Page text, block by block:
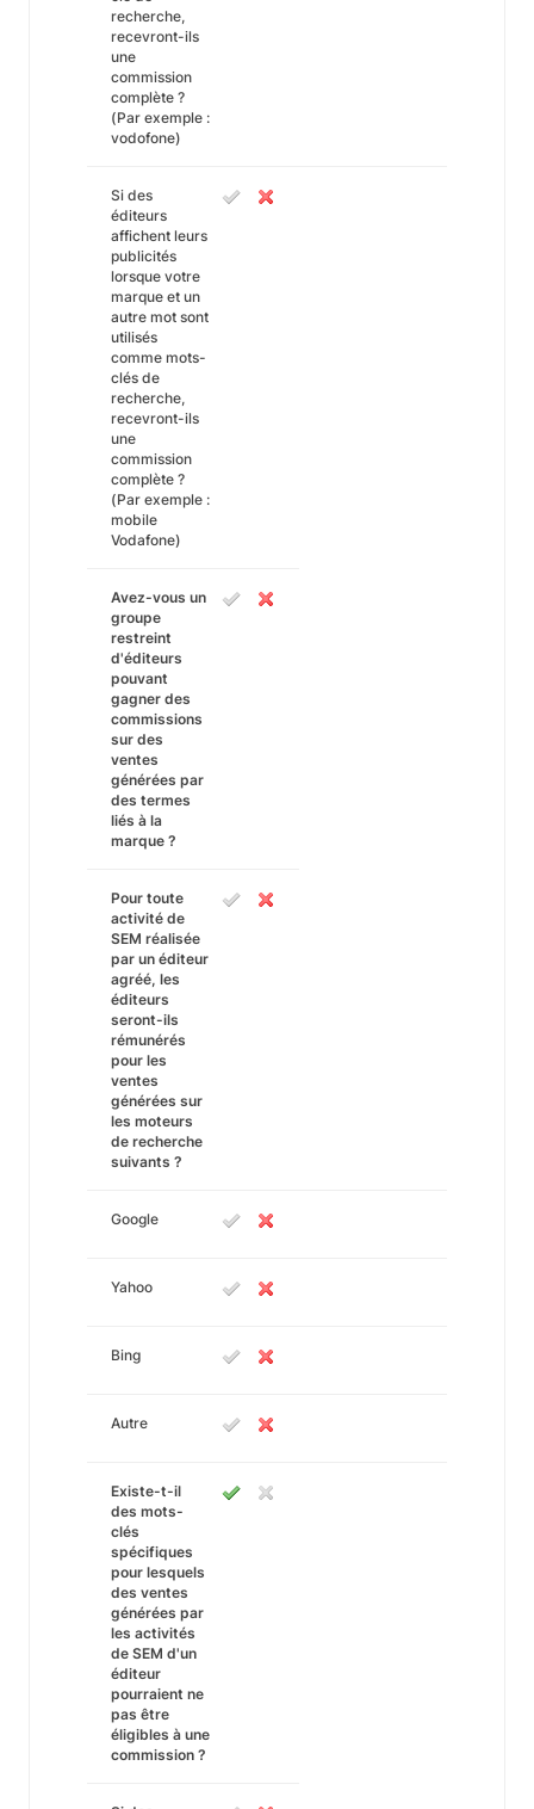
recherche,
recevront-ils
une
commission
complète ?
(Par exemple :
vodofone)
Si des
éditeurs
affichent leurs
publicités
lorsque votre
marque et un
autre mot sont
utilisés
comme mots-
clés de
recherche,
recevront-ils
une
commission
complète ?
(Par exemple :
mobile
Vodafone)
Avez-vous un
groupe
restreint
d'éditeurs
pouvant
gagner des
commissions
sur des
ventes
générées par
des termes
liés à la
marque ?
Pour toute
activité de
SEM réalisée
par un éditeur
agréé, les
éditeurs
seront-ils
rémunérés
pour les
ventes
générées sur
les moteurs
de recherche
suivants ?
Google
Yahoo
Bing
Autre
Existe-t-il
des mots-
clés
spécifiques
pour lesquels
des ventes
générées par
les activités
de SEM d'un
éditeur
pourraient ne
pas être
éligibles à une
commission ?